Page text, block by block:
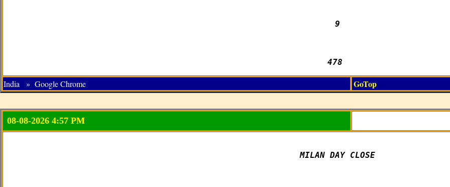
9
478
India » Google Chrome GoTop
08-08-2026 4:57 PM
MILAN DAY CLOSE